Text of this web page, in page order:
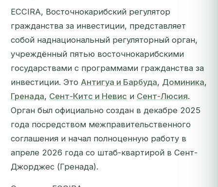
ECCIRA, Восточнокарибский регулятор
гражданства за инвестиции, представляет
собой наднациональный регуляторный орган,
учреждённый пятью восточнокарибскими
государствами с программами гражданства за
инвестиции. Это Антигуа и Барбуда, Доминика,
Гренада, Сент-Китс и Невис и Сент-Люсия.
Орган был официально создан в декабре 2025
года посредством межправительственного
соглашения и начал полноценную работу в
апреле 2026 года со штаб-квартирой в Сент-
Джорджес (Гренада).